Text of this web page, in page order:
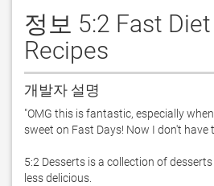
정보 5:2 Fast
Recipes
개발자 설명
"OMG this is fantastic, especially
sweet on Fast Days! Now I don't
5:2 Desserts is a collection of
less delicious.